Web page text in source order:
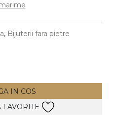
Vezi toate
, Bijuterii fara pietre
IN COS